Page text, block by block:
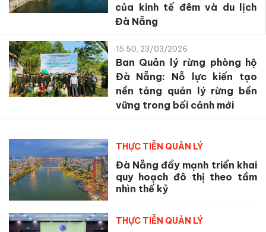
của kinh tế đêm và du lịch
Đà Nẵng
15:50, 23/03/2026
Ban Quản lý rừng phòng hộ
Đà Nẵng: Nỗ lực kiến tạo
nền tảng quản lý rừng bền
vững trong bối cảnh mới
THỰC TIỄN QUẢN LÝ
Đà Nẵng đẩy mạnh triển khai
quy hoạch đô thị theo tầm
nhìn thế kỷ
THỰC TIỄN QUẢN LÝ